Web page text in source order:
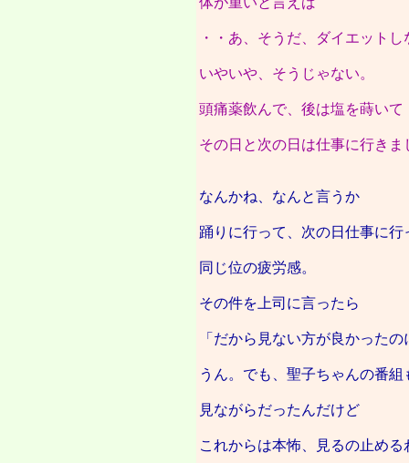
・・あ、そうだ、ダイエット
いやいや、そうじゃない。
頭痛薬飲んで、後は塩を蒔いて
その日と次の日は仕事に行きま
なんかね、なんと言うか
踊りに行って、次の日仕事に行
同じ位の疲労感。
その件を上司に言ったら
「だから見ない方が良かった
うん。でも、聖子ちゃんの番組
見ながらだったんだけど
これからは本怖、見るの止める